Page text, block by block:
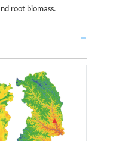
root biomass.